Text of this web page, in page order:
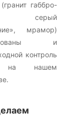
габбро-
серый
мрамор)
и
контроль
на нашем